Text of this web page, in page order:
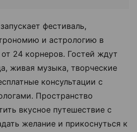
фестиваль,
и астрологию в
24 корнеров. Гостей ждут
живая музыка, творческие
консультации с
Пространство
вкусное путешествие с
желание и прикоснуться к